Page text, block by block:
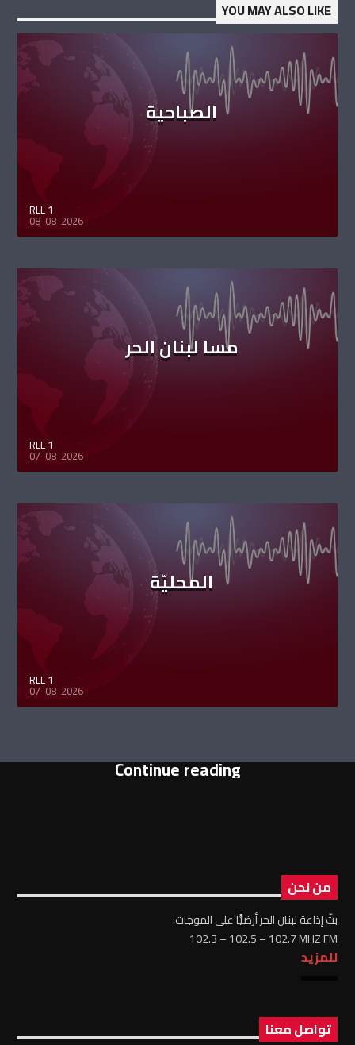
YOU MAY ALSO LIKE
الصباحية
RLL 1
08-08-2026
مسا لبنان الحر
RLL 1
07-08-2026
المحليّة
RLL 1
07-08-2026
Continue reading
من نحن
بثّ إذاعة لبنان الحر أرضيًّا على الموجات:
102.3 – 102.5 – 102.7 MHZ FM
للمزيد
تواصل معنا